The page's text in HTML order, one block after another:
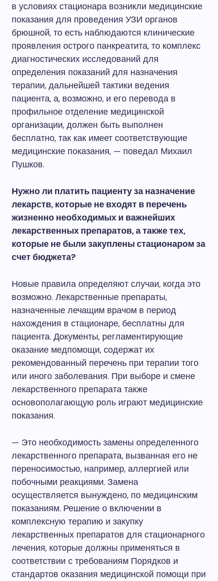
в условиях стационара возникли медицинские
показания для проведения УЗИ органов
брюшной, то есть наблюдаются клинические
проявления острого панкреатита, то комплекс
диагностических исследований для
определения показаний для назначения
терапии, дальнейшей тактики ведения
пациента, а, возможно, и его перевода в
профильное отделение медицинской
организации, должен быть выполнен
бесплатно, так как имеет соответствующие
медицинские показания, — поведал Михаил
Пушков.
Нужно ли платить пациенту за назначение
лекарств, которые не входят в перечень
жизненно необходимых и важнейших
лекарственных препаратов, а также тех,
которые не были закуплены стационаром за
счет бюджета?
Новые правила определяют случаи, когда это
возможно. Лекарственные препараты,
назначенные лечащим врачом в период
нахождения в стационаре, бесплатны для
пациента. Документы, регламентирующие
оказание медпомощи, содержат их
рекомендованный перечень при терапии того
или иного заболевания. При выборе и смене
лекарственного препарата также
основополагающую роль играют медицинские
показания.
— Это необходимость замены определенного
лекарственного препарата, вызванная его не
переносимостью, например, аллергией или
побочными реакциями. Замена
осуществляется вынуждено, по медицинским
показаниям. Решение о включении в
комплексную терапию и закупку
лекарственных препаратов для стационарного
лечения, которые должны применяться в
соответствии с требованиям Порядков и
стандартов оказания медицинской помощи при